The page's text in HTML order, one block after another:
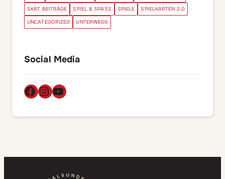
SKAT BEITRÄGE
SPIEL & SPASS SPIELE
SPIELKARTEN 2.0
UNCATEGORIZED
UNTERWEGS
Social Media
Facebook
Instagram
YouTube